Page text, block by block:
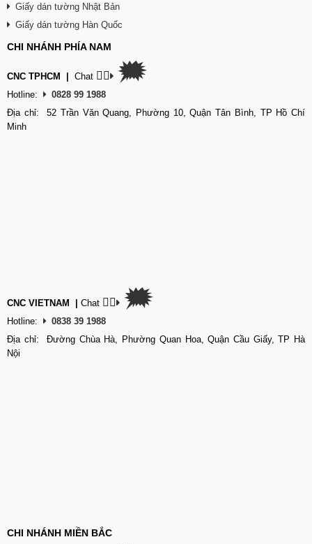
Giấy dán tường Nhật Bản
Giấy dán tường Hàn Quốc
CHI NHÁNH PHÍA NAM
CNC TPHCM | Chat 👉🏽 🗯
Hotline:
0828 99 1988
Địa chỉ: 52 Trần Văn Quang, Phường 10, Quận Tân Bình, TP Hồ Chí
Minh
CNC VIETNAM | Chat 👉🏽 🗯
Hotline:
0838 39 1988
Địa chỉ: Đường Chùa Hà, Phường Quan Hoa, Quận Cầu Giấy, TP Hà
Nội
CHI NHÁNH MIỀN BẮC